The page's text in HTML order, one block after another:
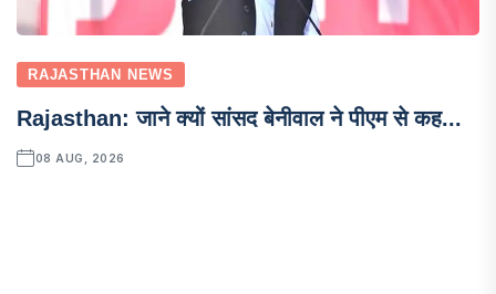
RAJASTHAN NEWS
Rajasthan: जाने क्यों सांसद बेनीवाल ने पीएम से कह...
08 AUG, 2026